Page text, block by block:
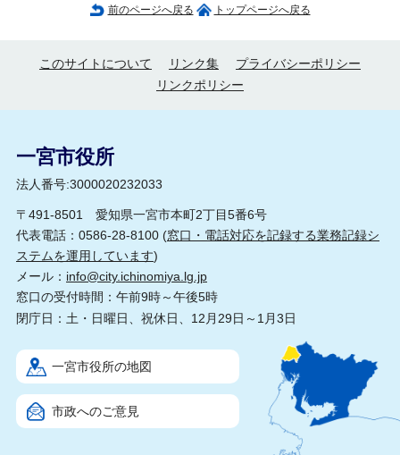
前のページへ戻る トップページへ戻る
このサイトについて リンク集
プライバシーポリシー
リンクポリシー
一宮市役所
法人番号:3000020232033
〒491-8501 愛知県一宮市本町2丁目5番6号
代表電話：0586-28-8100 (窓口・電話対応を記録する業務記録シ
ステムを運用しています)
メール： info@city.ichinomiya.lg.jp
窓口の受付時間：午前9時～午後5時
閉庁日：土・日曜日、祝休日、12月29日～1月3日
一宮市役所の地図
市政へのご意見